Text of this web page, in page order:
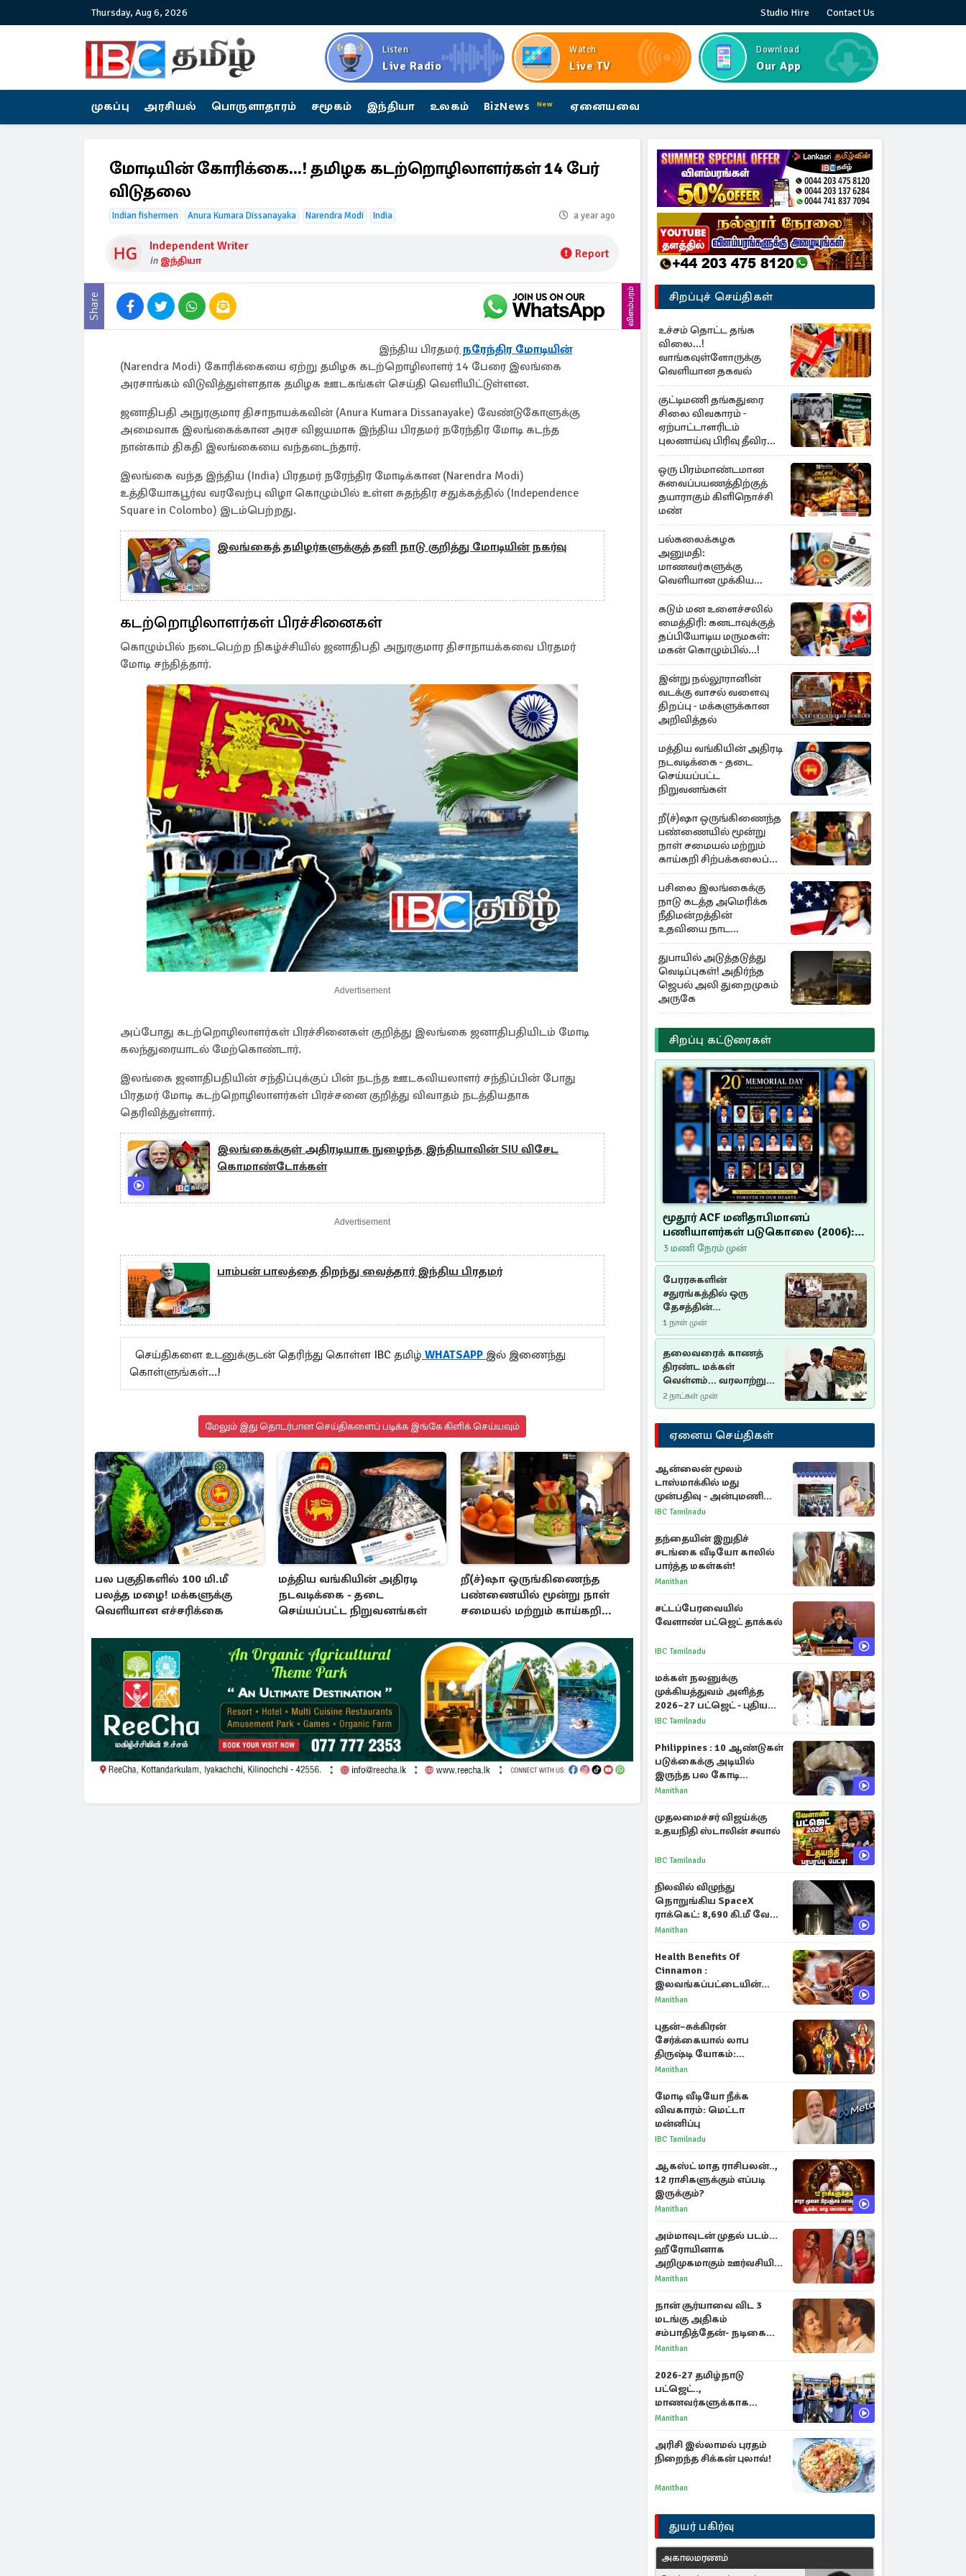
Thursday, Aug 6, 2026 Studio Hire Contact Us
Listen
Live Radio
Watch
Live TV
Download
Our App
முகப்பு அரசியல் பொருளாதாரம் சமூகம் இந்தியா உலகம் BizNews New ஏனையவை
மோடியின் கோரிக்கை...! தமிழக கடற்றொழிலாளர்கள் 14 பேர்
விடுதலை
Indian fishermen Anura Kumara Dissanayaka Narendra Modi India a year ago
Independent Writer
in இந்தியா Report
Share விளம்பரம்
இந்திய பிரதமர்நரேந்திர மோடியின்
(Narendra Modi) கோரிக்கையை ஏற்று தமிழக கடற்றொழிலாளர் 14 பேரை இலங்கை
அரசாங்கம் விடுவித்துள்ளதாக தமிழக ஊடகங்கள் செய்தி வெளியிட்டுள்ளன.
ஜனாதிபதி அநுரகுமார திசாநாயக்கவின் (Anura Kumara Dissanayake) வேண்டுகோளுக்கு
அமைவாக இலங்கைக்கான அரச விஜயமாக இந்திய பிரதமர் நரேந்திர மோடி கடந்த
நான்காம் திகதி இலங்கையை வந்தடைந்தார்.
இலங்கை வந்த இந்திய (India) பிரதமர் நரேந்திர மோடிக்கான (Narendra Modi)
உத்தியோகபூர்வ வரவேற்பு விழா கொழும்பில் உள்ள சுதந்திர சதுக்கத்தில் (Independence
Square in Colombo) இடம்பெற்றது.
இலங்கைத் தமிழர்களுக்குத் தனி நாடு குறித்து மோடியின் நகர்வு
கடற்றொழிலாளர்கள் பிரச்சினைகள்
கொழும்பில் நடைபெற்ற நிகழ்ச்சியில் ஜனாதிபதி அநுரகுமார திசாநாயக்கவை பிரதமர்
மோடி சந்தித்தார்.
Advertisement
அப்போது கடற்றொழிலாளர்கள் பிரச்சினைகள் குறித்து இலங்கை ஜனாதிபதியிடம் மோடி
கலந்துரையாடல் மேற்கொண்டார்.
இலங்கை ஜனாதிபதியின் சந்திப்புக்குப் பின் நடந்த ஊடகவியலாளர் சந்திப்பின் போது
பிரதமர் மோடி கடற்றொழிலாளர்கள் பிரச்சனை குறித்து விவாதம் நடத்தியதாக
தெரிவித்துள்ளார்.
இலங்கைக்குள் அதிரடியாக நுழைந்த இந்தியாவின் SIU விசேட
கொமாண்டோக்கள்
Advertisement
பாம்பன் பாலத்தை திறந்து வைத்தார் இந்திய பிரதமர்
செய்திகளை உடனுக்குடன் தெரிந்து கொள்ள IBC தமிழ் WHATSAPP இல் இணைந்து
கொள்ளுங்கள்...!
மேலும் இது தொடர்பான செய்திகளைப் படிக்க இங்கே கிளிக் செய்யவும்
பல பகுதிகளில் 100 மி.மீ
பலத்த மழை! மக்களுக்கு
வெளியான எச்சரிக்கை
மத்திய வங்கியின் அதிரடி
நடவடிக்கை - தடை
செய்யப்பட்ட நிறுவனங்கள்
றீ(ச்)ஷா ஒருங்கிணைந்த
பண்ணையில் மூன்று நாள்
சமையல் மற்றும் காய்கறி
சிறப்புச் செய்திகள்
உச்சம் தொட்ட தங்க
விலை...!
வாங்கவுள்ளோருக்கு
வெளியான தகவல்
குட்டிமணி தங்கதுரை
சிலை விவகாரம் -
ஏற்பாட்டாளரிடம்
புலனாய்வு பிரிவு தீவிர
விசாரணை
ஒரு பிரம்மாண்டமான
சுவைப்பயணத்திற்குத்
தயாராகும் கிளிநொச்சி
மண்
பல்கலைக்கழக
அனுமதி:
மாணவர்களுக்கு
வெளியான முக்கிய
அறிவிப்பு
கடும் மன உளைச்சலில்
மைத்திரி: கனடாவுக்குத்
தப்பியோடிய மருமகள்:
மகன் கொழும்பில்...!
இன்று நல்லூரானின்
வடக்கு வாசல் வளைவு
திறப்பு - மக்களுக்கான
அறிவித்தல்
மத்திய வங்கியின் அதிரடி
நடவடிக்கை - தடை
செய்யப்பட்ட
நிறுவனங்கள்
றீ(ச்)ஷா ஒருங்கிணைந்த
பண்ணையில் மூன்று
நாள் சமையல் மற்றும்
காய்கறி சிற்பக்கலைப்
பயிற்சி
பசிலை இலங்கைக்கு
நாடு கடத்த அமெரிக்க
நீதிமன்றத்தின்
உதவியை நாட
அரசாங்கம் முடிவு
துபாயில் அடுத்தடுத்து
வெடிப்புகள்! அதிர்ந்த
ஜெபல் அலி துறைமுகம்
அருகே
சிறப்பு கட்டுரைகள்
மூதூர் ACF மனிதாபிமானப்
பணியாளர்கள் படுகொலை (2006):
20 ஆண்டுகளாகியும் நீதி
மறுக்கப்பட்ட மனிதாபிமானப்
பேரவலம்
3 மணி நேரம் முன்
பேரரசுகளின்
சதுரங்கத்தில் ஒரு
தேசத்தின்
தீர்க்கதரிசனம் :
சுதுமலை பிரகடனம்
ஒரு வரலாற்றுப் பாடம்
1 நாள் முன்
தலைவரைக் காணத்
திரண்ட மக்கள்
வெள்ளம்... வரலாற்றுச்
சிறப்புமிக்க சுதுமலைப்
பிரகடனம்…
2 நாட்கள் முன்
ஏனைய செய்திகள்
ஆன்லைன் மூலம்
டாஸ்மாக்கில் மது
முன்பதிவு - அன்புமணி
ராமதாஸ் எதிர்ப்பு
IBC Tamilnadu
தந்தையின் இறுதிச்
சடங்கை வீடியோ காலில்
பார்த்த மகள்கள்!
Manithan
சட்டப்பேரவையில்
வேளாண் பட்ஜெட் தாக்கல்
IBC Tamilnadu
மக்கள் நலனுக்கு
முக்கியத்துவம் அளித்த
2026–27 பட்ஜெட் - புதிய
நலத்திட்டங்கள்
IBC Tamilnadu
Philippines : 10 ஆண்டுகள்
படுக்கைக்கு அடியில்
இருந்த பல கோடி
மதிப்புள்ள அரிய முத்து!
Manithan
முதலமைச்சர் விஜய்க்கு
உதயநிதி ஸ்டாலின் சவால்
IBC Tamilnadu
நிலவில் விழுந்து
நொறுங்கிய SpaceX
ராக்கெட்: 8,690 கி.மீ வேக
மோதலால் உருவான புதிய
Manithan
Health Benefits Of
Cinnamon :
இலவங்கப்பட்டையின்
மருத்துவ குணங்களும்
நன்மைகளும்!
Manithan
புதன்–சுக்கிரன்
சேர்க்கையால் லாப
திருஷ்டி யோகம்:
அதிர்ஷ்டம் பெறும் டாப் 3
Manithan
மோடி வீடியோ நீக்க
விவகாரம்: மெட்டா
மன்னிப்பு
IBC Tamilnadu
ஆகஸ்ட் மாத ராசிபலன்..,
12 ராசிகளுக்கும் எப்படி
இருக்கும்?
Manithan
அம்மாவுடன் முதல் படம்...
ஹீரோயினாக
அறிமுகமாகும் ஊர்வசியின்
மகள் தேஜலட்சுமி!
Manithan
நான் சூர்யாவை விட 3
மடங்கு அதிகம்
சம்பாதித்தேன்- நடிகை
ஜோதிகா
Manithan
2026-27 தமிழ்நாடு
பட்ஜெட்..,
மாணவர்களுக்காக
வெளியான முக்கிய
Manithan
அரிசி இல்லாமல் புரதம்
நிறைந்த சிக்கன் புலாவ்!
Manithan
துயர் பகிர்வு
அகாலமரணம்